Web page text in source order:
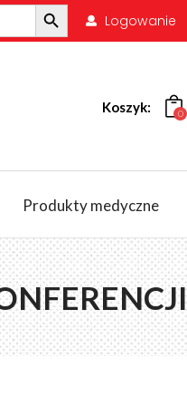
Search Button
Logowanie
Koszyk: 0
Produkty medyczne